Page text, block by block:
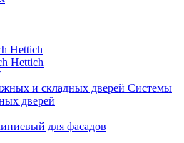
Hettich
Hettich
Системы
дверей
для фасадов